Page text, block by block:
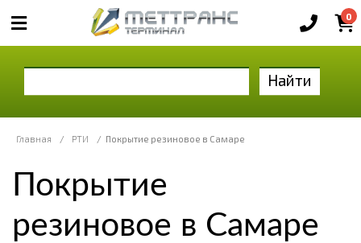
0
Найти
Главная / РТИ / Покрытие резиновое в Самаре
Покрытие
резиновое в Самаре